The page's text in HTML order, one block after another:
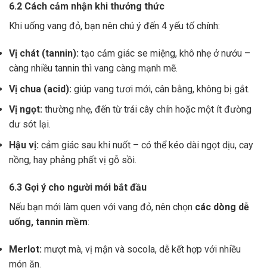
6.2 Cách cảm nhận khi thưởng thức
Khi uống vang đỏ, bạn nên chú ý đến 4 yếu tố chính:
Vị chát (tannin): tạo cảm giác se miệng, khô nhẹ ở nướu –
càng nhiều tannin thì vang càng mạnh mẽ.
Vị chua (acid): giúp vang tươi mới, cân bằng, không bị gắt.
Vị ngọt: thường nhẹ, đến từ trái cây chín hoặc một ít đường
dư sót lại.
Hậu vị: cảm giác sau khi nuốt – có thể kéo dài ngọt dịu, cay
nồng, hay phảng phất vị gỗ sồi.
6.3 Gợi ý cho người mới bắt đầu
Nếu bạn mới làm quen với vang đỏ, nên chọn các dòng dễ
uống, tannin mềm:
Merlot: mượt mà, vị mận và socola, dễ kết hợp với nhiều
món ăn.